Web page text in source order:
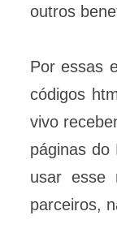
outros
Por essas
códigos
vivo
páginas do
usar esse
parceiros,